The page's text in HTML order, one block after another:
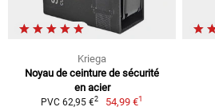
Kriega
Noyau de ceinture de sécurité
en acier
PVC 62,95 €2 54,99 €1